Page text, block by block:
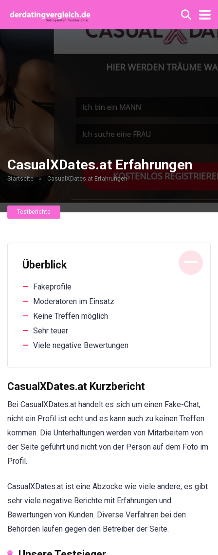
CasualXDates.at Erfahrungen
Startseite » CasualXDates.at Erfahrungen
Testberichte
Überblick
Fakeprofile
Moderatoren im Einsatz
Keine Treffen möglich
Sehr teuer
Viele negative Bewertungen
CasualXDates.at Kurzbericht
Bei CasualXDates.at handelt es sich um einen Fake-Chat,
nicht ein Profil ist echt und es kann auch zu keinen Treffen
kommen. Die Unterhaltungen werden von Mitarbeitern von
der Seite geführt und nicht von der Person auf dem Foto im
Profil.
CasualXDates.at ist eine Abzocke wie viele andere, es gibt
sehr viele negative Berichte mit Erfahrungen und
Bewertungen von Kunden. Diverse Verfahren bei den
Behörden laufen gegen den Betreiber der Seite.